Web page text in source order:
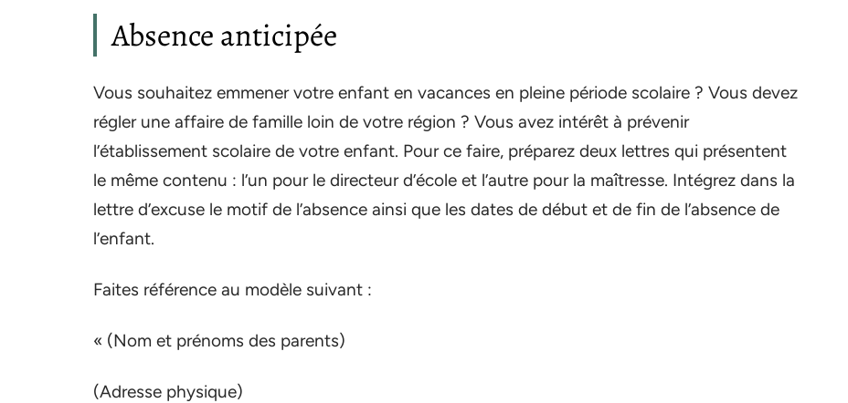
Absence anticipée
Vous souhaitez emmener votre enfant en vacances en pleine période scolaire ? Vous devez
régler une affaire de famille loin de votre région ? Vous avez intérêt à prévenir
l’établissement scolaire de votre enfant. Pour ce faire, préparez deux lettres qui présentent
le même contenu : l’un pour le directeur d’école et l’autre pour la maîtresse. Intégrez dans la
lettre d’excuse le motif de l’absence ainsi que les dates de début et de fin de l’absence de
l’enfant.
Faites référence au modèle suivant :
« (Nom et prénoms des parents)
(Adresse physique)